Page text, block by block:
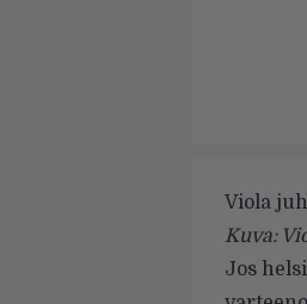
Viola
Kuva:
Jos